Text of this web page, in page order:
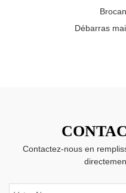
Débarras
Contactez-nous en